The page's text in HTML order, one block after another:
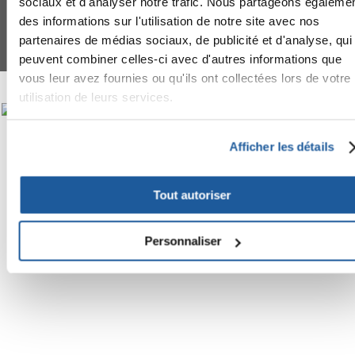
des informations sur l'utilisation de notre site avec nos
partenaires de médias sociaux, de publicité et d'analyse, qui
peuvent combiner celles-ci avec d'autres informations que
vous leur avez fournies ou qu'ils ont collectées lors de votre
utilisation de leurs services.
Afficher les détails
Tout autoriser
Personnaliser
FERA 24 UG Sede legale: Blankenfelder Dorfstraße 94 15827 Blankenfelde-
Mahlow (Germania) - P.IVA DE317667035
Tous les prix incluent la TVA / plus l'expédition
© 2024-2026 FERA 24 UG.
FERA INTERNATIONAL: